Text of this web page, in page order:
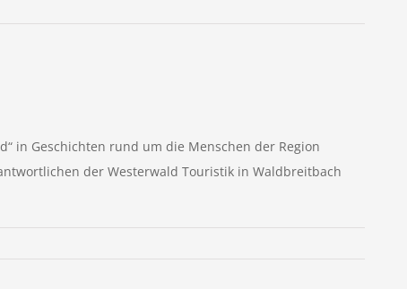
in Geschichten rund um die Menschen der Region
der Westerwald Touristik in Waldbreitbach